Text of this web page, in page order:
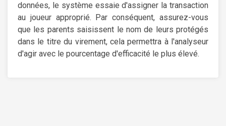
données, le système essaie d'assigner la transaction
au joueur approprié. Par conséquent, assurez-vous
que les parents saisissent le nom de leurs protégés
dans le titre du virement, cela permettra à l'analyseur
d'agir avec le pourcentage d'efficacité le plus élevé.